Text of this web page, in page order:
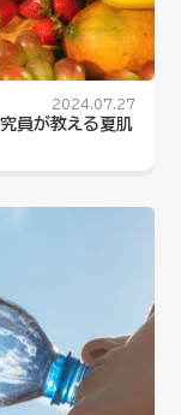
2024.07.27
究員が教える夏肌